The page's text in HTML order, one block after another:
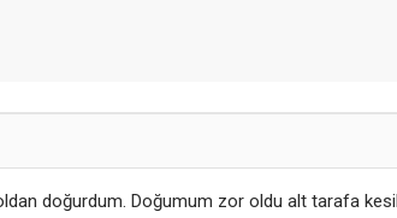
doğurdum. Doğumum zor oldu alt tarafa